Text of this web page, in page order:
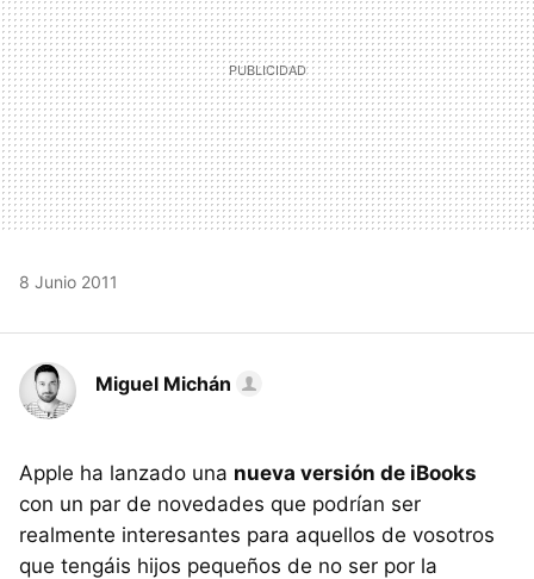
8 Junio 2011
Miguel Michán
Apple ha lanzado una nueva versión de iBooks
con un par de novedades que podrían ser
realmente interesantes para aquellos de vosotros
que tengáis hijos pequeños de no ser por la